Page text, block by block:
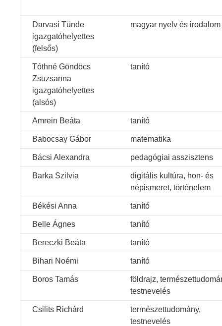
Darvasi Tünde
igazgatóhelyettes
(felsős)
magyar nyelv és irodalom
Tóthné Göndöcs
Zsuzsanna
igazgatóhelyettes
(alsós)
tanító
Amrein Beáta tanító
Babocsay Gábor matematika
Bácsi Alexandra pedagógiai asszisztens
Barka Szilvia
digitális kultúra, hon- és
népismeret, történelem
Békési Anna tanító
Belle Ágnes tanító
Bereczki Beáta tanító
Bihari Noémi tanító
Boros Tamás
földrajz,
testnevelés
Csilits Richárd
természettudomány,
testnevelés